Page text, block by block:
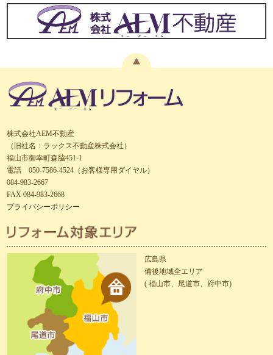
株式会社AEM不動産
（旧社名：ラックス不動産株式会社）
福山市御幸町森脇451-1
電話 050-7586-4524（お客様専用ダイヤル）
084-983-2667
FAX 084-983-2668
プライバシーポリシー
広島県
備後地域全エリア
( 福山市、尾道市、府中市)